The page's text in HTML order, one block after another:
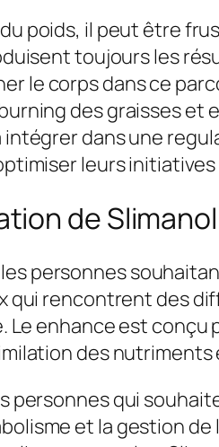
du poids, il peut être
toujours les
le corps dans ce
des graisses et
intégrer dans une
leurs
de Slimanol
personnes
qui rencontrent des
enhance est
des
personnes qui
et la gestion